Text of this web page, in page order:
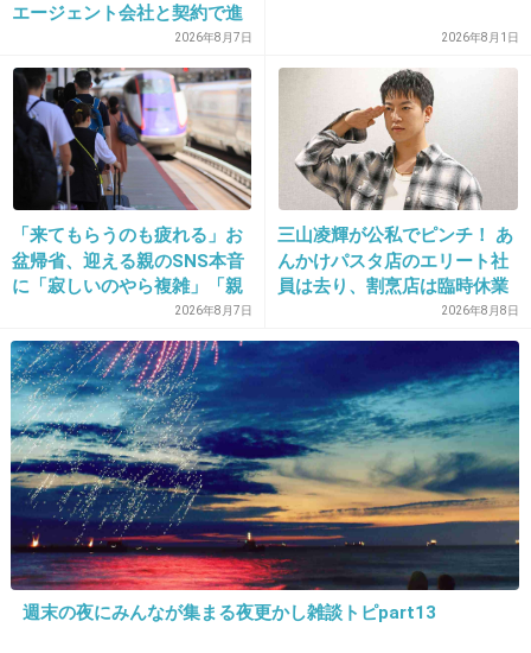
26. 匿名 2013/04/04(木) 15:36:18
禁止区域に人間はいないけど、動物やら鳥はい
るもんね。被曝した動物や鳥がもう近くにまで
迫っている。
この現実どうにかして欲しいが、もうどうしよ
うもない。
日本だと思いたくない。切実
-3
27. 匿名2013/04/04(木) 15:36:20
日本にいる限り仕方ない。
福島やその周辺に住むしかない人、住んでいた
い人はたくさんいる。
エージェント会社と契約で進
2026年8月7日 2026年8月1日
「来てもらうのも疲れる」お
盆帰省、迎える親のSNS本音
に「寂しいのやら複雑」「親
孝行だと思っていたのに」
2026年8月7日
三山凌輝が公私でピンチ！ あ
んかけパスタ店のエリート社
員は去り、割烹店は臨時休業
2026年8月8日
週末の夜にみんなが集まる夜更かし雑談トピpart13